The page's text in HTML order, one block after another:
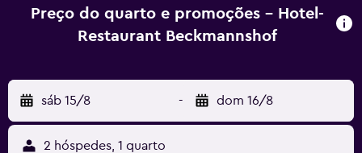
Preço do quarto e promoções - Hotel-
Restaurant Beckmannshof
sáb 15/8 - dom 16/8
2 hóspedes, 1 quarto